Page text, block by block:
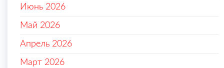
Июнь 2026
Май 2026
Апрель 2026
Март 2026